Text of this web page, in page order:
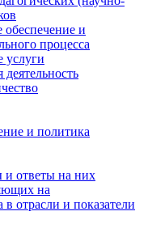
обеспечение и
процесса
услуги
и политика
и ответы на них
на
в отрасли и показатели